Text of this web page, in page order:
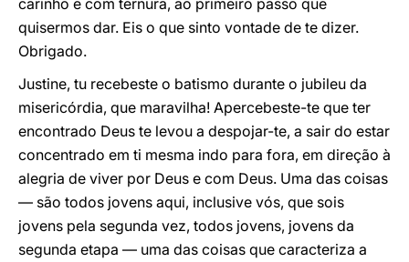
carinho e com ternura, ao primeiro passo que
quisermos dar. Eis o que sinto vontade de te dizer.
Obrigado.
Justine, tu recebeste o batismo durante o jubileu da
misericórdia, que maravilha! Apercebeste-te que ter
encontrado Deus te levou a despojar-te, a sair do estar
concentrado em ti mesma indo para fora, em direção à
alegria de viver por Deus e com Deus. Uma das coisas
— são todos jovens aqui, inclusive vós, que sois
jovens pela segunda vez, todos jovens, jovens da
segunda etapa — uma das coisas que caracteriza a